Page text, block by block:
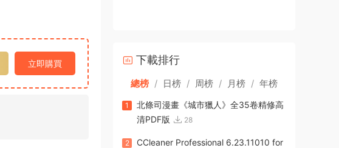
立即購買 下載排行
總榜 / 日榜 / 周榜 / 月榜 / 年榜
1
北條司漫畫《城市獵人》全35卷精修高
清PDF版
28
2
CCleaner Professional 6.23.11010 for